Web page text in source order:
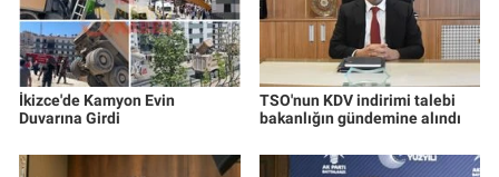
İkizce'de Kamyon Evin
Duvarına Girdi
TSO'nun KDV indirimi talebi
bakanlığın gündemine alındı